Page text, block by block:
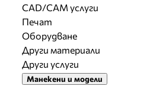
CAD/CAM услуги
Печат
Оборудване
Други материали
Други услуги
Манекени и модели